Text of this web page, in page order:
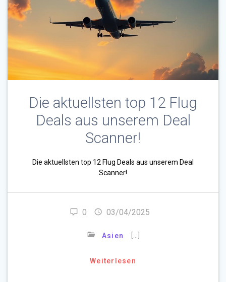
Die aktuellsten top 12 Flug
Deals aus unserem Deal
Scanner!
Die aktuellsten top 12 Flug Deals aus unserem Deal
Scanner!
0 03/04/2025
Asien
Weiterlesen